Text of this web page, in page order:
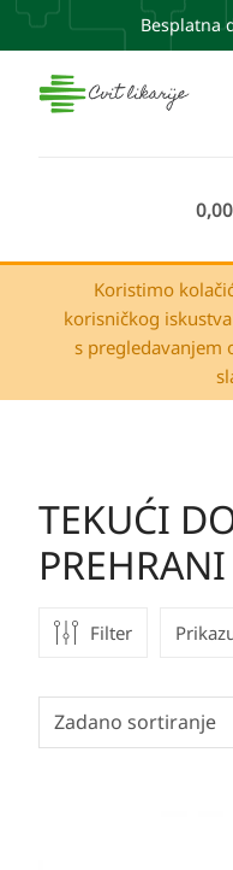
Besplatna
0,00
Koristimo
korisničkog
s pregledavanjem
TEKUĆI
PREHRANI
Filter